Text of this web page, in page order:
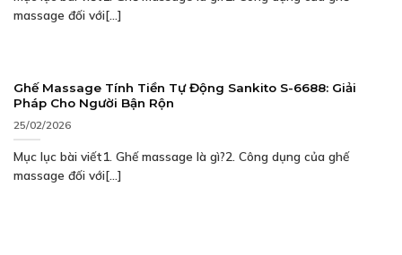
massage đối với[...]
Ghế Massage Tính Tiền Tự Động Sankito S-6688: Giải
Pháp Cho Người Bận Rộn
25/02/2026
Mục lục bài viết1. Ghế massage là gì?2. Công dụng của ghế
massage đối với[...]